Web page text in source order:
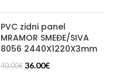
PVC zidni panel
MRAMOR SMEĐE/SIVA
8056 2440X1220X3mm
40.00€ 36.00€